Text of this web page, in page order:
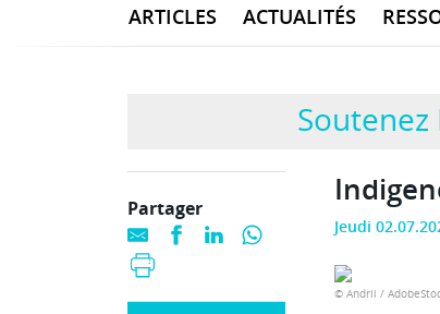
ARTICLES ACTUALITÉS
Soutenez
Jeudi
© Andrii /
Partager